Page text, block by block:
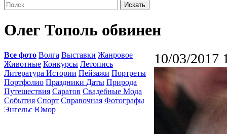
Олег Тополь обвинен
Все фото Волга Выставки Жанровое
Животные Конкурсы Летопись
Литература Истории Пейзажи Портреты
Портфолио Праздники Даты Природа
Путешествия Саратов Свадебные Мода
События Спорт Справочная Фотографы
Энгельс Юмор
10/03/2017